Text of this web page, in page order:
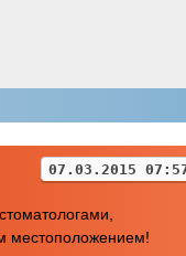
07.03.2015
местоположением!